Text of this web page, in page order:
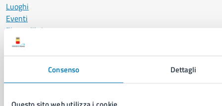
Consenso Dettagli
Luoghi
Eventi
Elenco libri